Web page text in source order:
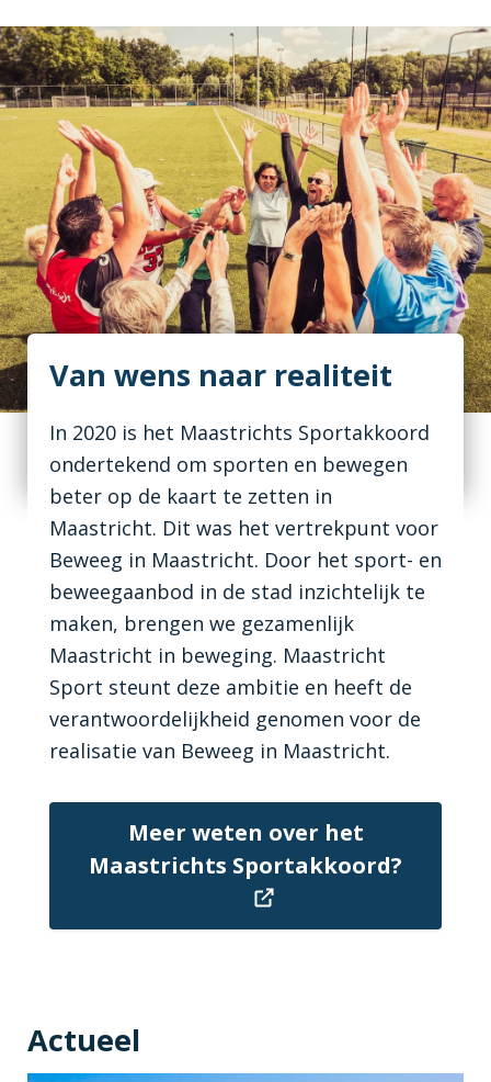
Van wens naar realiteit
In 2020 is het Maastrichts Sportakkoord
ondertekend om sporten en bewegen
beter op de kaart te zetten in
Maastricht. Dit was het vertrekpunt voor
Beweeg in Maastricht. Door het sport- en
beweegaanbod in de stad inzichtelijk te
maken, brengen we gezamenlijk
Maastricht in beweging. Maastricht
Sport steunt deze ambitie en heeft de
verantwoordelijkheid genomen voor de
realisatie van Beweeg in Maastricht.
Meer weten over het
Maastrichts Sportakkoord?
Actueel